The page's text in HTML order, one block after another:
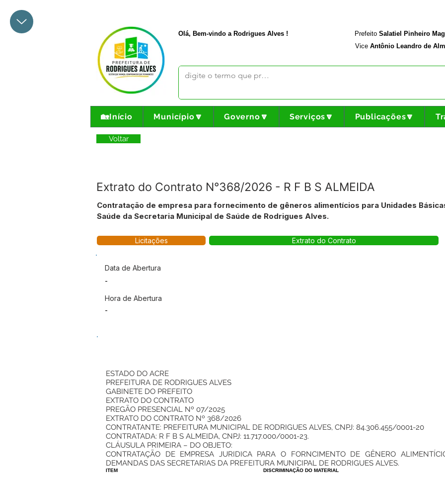
Olá, Bem-vindo a Rodrigues Alves ! Prefeito Salatiel Pinheiro
Vice Antônio Leandro de
🏡Início Município🔽 Governo🔽 Serviços🔽 Publicações🔽
Voltar
Extrato do Contrato N°368/2026 - R F B S ALMEIDA
Contratação de empresa para fornecimento de gêneros alimentícios para Unidades
Saúde da Secretaria Municipal de Saúde de Rodrigues Alves.
Licitações Extrato do Contrato
Data de Abertura
-
Hora de Abertura
-
ESTADO DO ACRE
PREFEITURA DE RODRIGUES ALVES
GABINETE DO PREFEITO
EXTRATO DO CONTRATO
PREGÃO PRESENCIAL Nº 07/2025
EXTRATO DO CONTRATO Nº 368/2026
CONTRATANTE: PREFEITURA MUNICIPAL DE RODRIGUES ALVES, CNPJ: 84.306.455/0001-20
CONTRATADA: R F B S ALMEIDA, CNPJ: 11.717.000/0001-23.
CLÁUSULA PRIMEIRA – DO OBJETO:
CONTRATAÇÃO DE EMPRESA JURIDICA PARA O FORNCIMENTO DE GÊNERO
DEMANDAS DAS SECRETARIAS DA PREFEITURA MUNICIPAL DE RODRIGUES ALVES.
ITEM DISCRIMINAÇÃO DO MATERIAL